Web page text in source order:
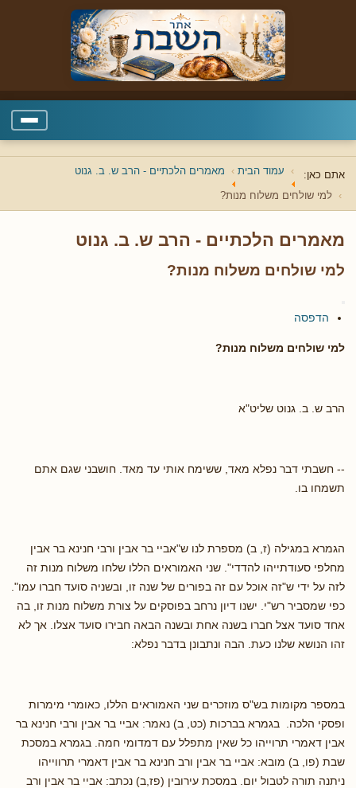
אתם כאן: עמוד הבית מאמרים הלכתיים - הרב ש. ב. גנוט
למי שולחים משלוח מנות?
מאמרים הלכתיים - הרב ש. ב. גנוט
למי שולחים משלוח מנות?
הדפסה
למי שולחים משלוח מנות?
הרב ש. ב. גנוט שליט"א
-- חשבתי דבר נפלא מאד, ששימח אותי עד מאד. חושבני שגם אתם
תשמחו בו.
הגמרא במגילה (ז, ב) מספרת לנו ש"אביי בר אבין ורבי חנינא בר אבין
מחלפי סעודתייהו להדדי". שני האמוראים הללו שלחו משלוח מנות זה
לזה על ידי ש"זה אוכל עם זה בפורים של שנה זו, ובשניה סועד חברו עמו".
כפי שמסביר רש"י. ישנו דיון נרחב בפוסקים על צורת משלוח מנות זו, בה
אחד סועד אצל חברו בשנה אחת ובשנה הבאה חבירו סועד אצלו. אך לא
זהו הנושא שלנו כעת. הבה ונתבונן בדבר נפלא:
במספר מקומות בש"ס מוזכרים שני האמוראים הללו, כאומרי מימרות
ופסקי הלכה. בגמרא בברכות (כט, ב) נאמר: אביי בר אבין ורבי חנינא בר
אבין דאמרי תרוייהו כל שאין מתפלל עם דמדומי חמה. בגמרא במסכת
שבת (פו, ב) מובא: אביי בר אבין ורב חנינא בר אבין דאמרי תרווייהו
ניתנה תורה לטבול יום. במסכת עירובין (פז,ב) נכתב: אביי בר אבין ורב